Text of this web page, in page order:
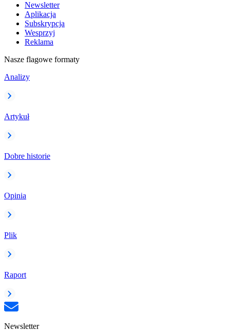
Newsletter
Aplikacja
Subskrypcja
Wesprzyj
Reklama
Nasze flagowe formaty
Analizy
Artykuł
Dobre historie
Opinia
Plik
Raport
Newsletter